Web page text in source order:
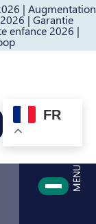
| Augmentation
| Garantie
enfance 2026 |
page
quelque
FR
MENU